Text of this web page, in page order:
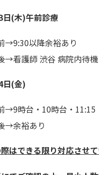
日(木)午前診療
→9:30以降余裕あり
→看護師 渋谷 病院内待機
日(金)
→9時台・10時台・11:15
→余裕あり
はできる限り対応させ